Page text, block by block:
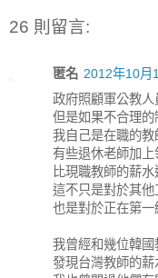
26 則留言:
匿名 2012年10月
政府照顧軍公教人
但是如果不合理的
我自己是在職的教
有些退休老師加上
比現職教師的薪水
這不只是對於其他
也是對於正在第一
我曾經和幾位韓國
發現台灣教師的薪